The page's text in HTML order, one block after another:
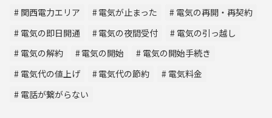
関西電力エリア
電気が止まった
電気の再開・再契約
電気の即日開通
電気の夜間受付
電気の引っ越し
電気の解約
電気の開始
電気の開始手続き
電気代の値上げ
電気代の節約
電気料金
電話が繋がらない